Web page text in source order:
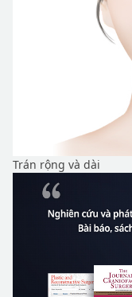
Trán rộng và dài